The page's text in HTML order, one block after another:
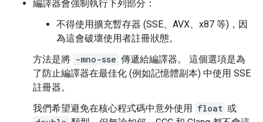
編譯器會強制執行下列部分：
不得使用擴充暫存器 (SSE、AVX、x87 等)，因
為這會破壞使用者註冊狀態。
方法是將 -mno-sse 傳遞給編譯器。 這個選項是為
了防止編譯器在最佳化 (例如記憶體副本) 中使用 SSE
註冊器。
我們希望避免在核心程式碼中意外使用 float 或